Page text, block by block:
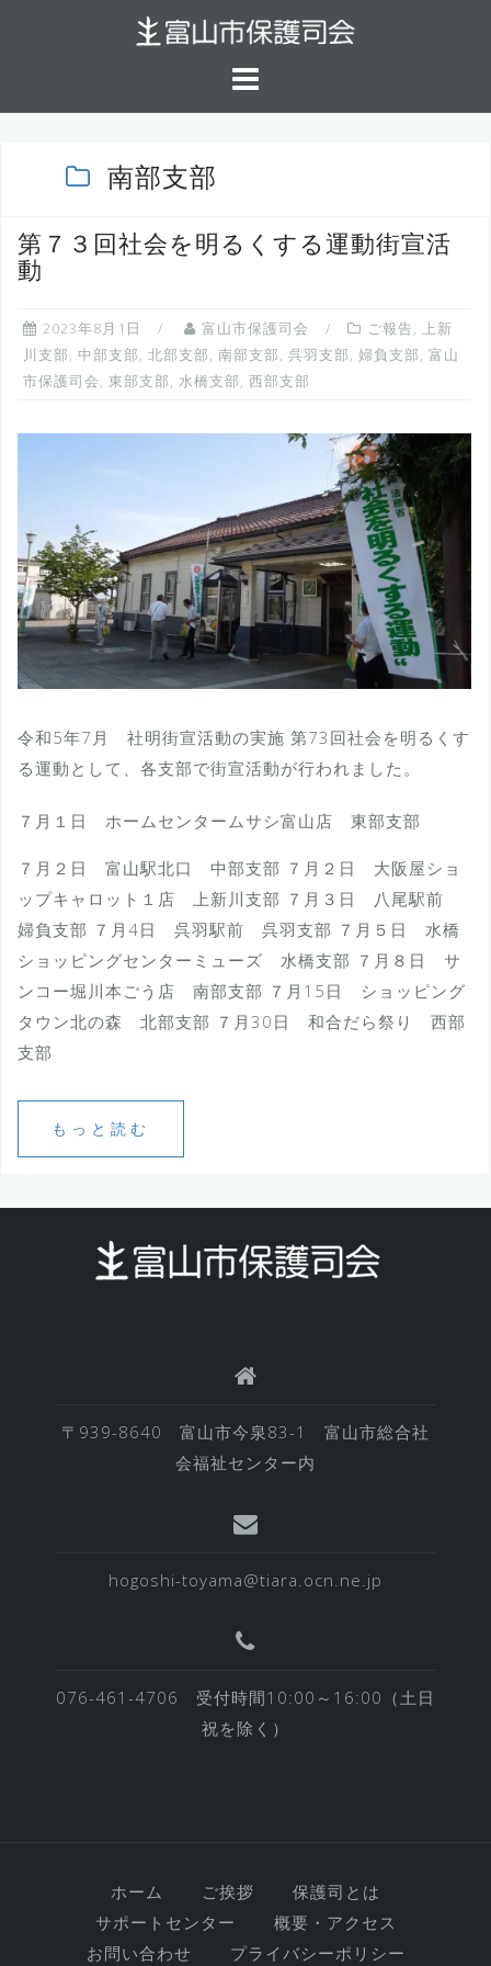
南部支部
第７３回社会を明るくする運動街宣活
動
2023年8月1日 富山市保護司会 ご報告,
上新
川支部, 中部支部, 北部支部, 南部支部, 呉羽支部, 婦負支部, 富山
市保護司会, 東部支部, 水橋支部, 西部支部
令和5年7月 社明街宣活動の実施 第73回社会を明るくす
る運動として、各支部で街宣活動が行われました。
７月１日 ホームセンタームサシ富山店 東部支部
７月２日 富山駅北口 中部支部 ７月２日 大阪屋ショ
ップキャロット１店 上新川支部 ７月３日 八尾駅前
婦負支部 ７月4日 呉羽駅前 呉羽支部 ７月５日 水橋
ショッピングセンターミューズ 水橋支部 ７月８日 サ
ンコー堀川本ごう店 南部支部 ７月15日 ショッピング
タウン北の森 北部支部 ７月30日 和合だら祭り 西部
支部
もっと読む
〒939-8640 富山市今泉83-1 富山市総合社
会福祉センター内
hogoshi-toyama@tiara.ocn.ne.jp
076-461-4706 受付時間10:00～16:00（土日
祝を除く）
ホーム ご挨拶
保護司とは
サポートセンター
概要・アクセス
お問い合わせ
プライバシーポリシー